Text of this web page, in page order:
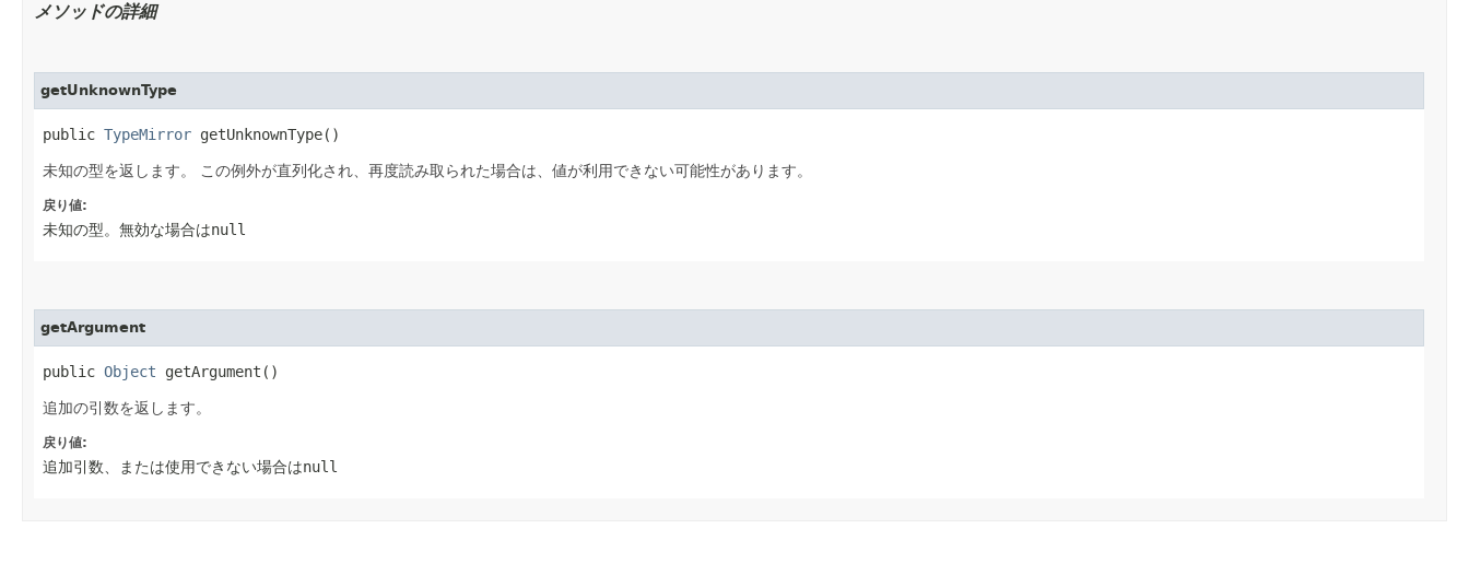
メソッドの詳細
getUnknownType
public TypeMirror getUnknownType()
未知の型を返します。 この例外が直列化され、再度読み取られた場合は、値が利用できない可能性があります。
戻り値:
未知の型。無効な場合はnull
getArgument
public Object getArgument()
追加の引数を返します。
戻り値:
追加引数、または使用できない場合はnull